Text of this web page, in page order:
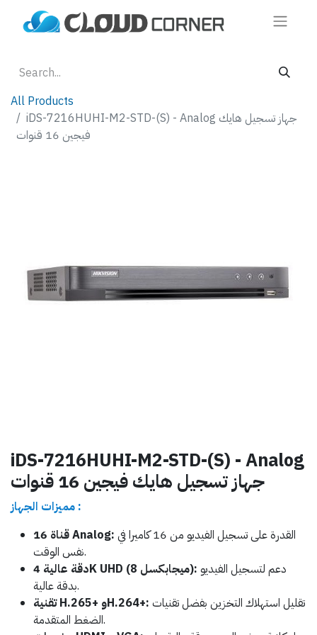
All Products
iDS-7216HUHI-M2-STD-(S) - Analog جهاز تسجيل هايك
فيجين 16 قنوات
iDS-7216HUHI-M2-STD-(S) - Analog
جهاز تسجيل هايك فيجين 16 قنوات
مميزات الجهاز :
16 قناة Analog: القدرة على تسجيل الفيديو من 16 كاميرا في
نفس الوقت.
دقة عالية 4K UHD (8 ميجابكسل): دعم لتسجيل الفيديو
بدقة عالية.
تقنية H.265+ وH.264+:
الضغط المتقدمة.